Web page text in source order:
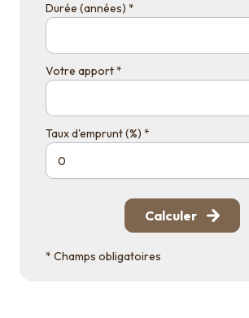
Durée (années) *
Votre apport *
Taux d'emprunt (%) *
Calculer
* Champs obligatoires